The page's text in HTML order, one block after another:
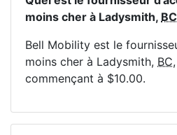
moins cher à Ladysmith, BC
Bell Mobility est le
moins cher à Ladysmith, BC
commençant à $10.00.